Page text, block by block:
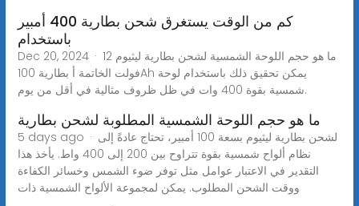
كم من الوقت يستغرق شحن بطارية 400 أمبير
باستخدام
Dec 20, 2024 · ما هو حجم اللوحة الشمسية لشحن بطارية ليثيوم 12
فولت الخاتمة أ بطارية 100Ah يمكن تحقيق ذلك باستخدام لوحة
شمسية بقوة 400 وات في ظل ظروف مثالية في أقل من يوم.
ما هو حجم اللوحة الشمسية المطلوبة لشحن بطارية
5 days ago · لشحن بطارية ليثيوم بسعة 100 أمبير، تحتاج عادةً إلى
نظام ألواح شمسية بقوة تتراوح بين 200 إلى 400 واط. يأخذ هذا
التقدير في الاعتبار عوامل مثل توفر ضوء الشمس وخسائر الكفاءة
ووقت الشحن المطلوب. يمكن لمجموعة الألواح الشمسية ذات